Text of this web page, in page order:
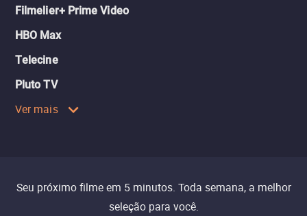
Filmelier+ Prime Video
HBO Max
Telecine
Pluto TV
Ver mais
Seu próximo filme em 5 minutos. Toda semana, a melhor
seleção para você.